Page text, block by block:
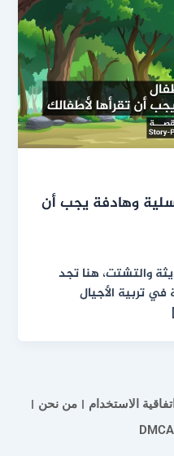
10 قصص مسلية وهادفة يجب أن
والتشتت، هنا تجد
تربية الأجيال
اتفاقية الاستخدام
من نحن
DMCA